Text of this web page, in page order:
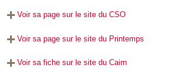
Voir sa page sur le site du CSO
Voir sa page sur le site du Printemps
Voir sa fiche sur le site du Cairn